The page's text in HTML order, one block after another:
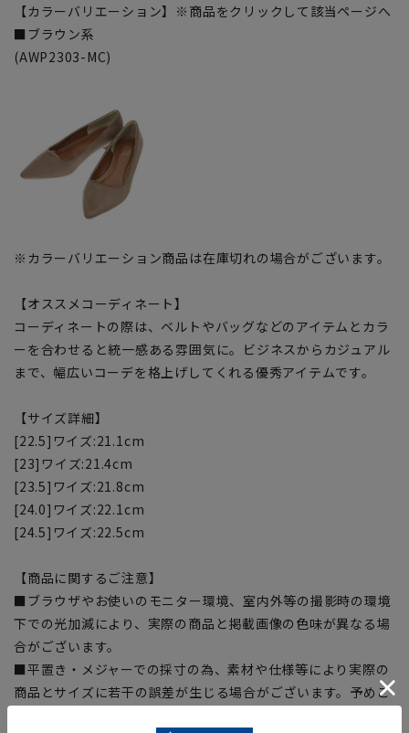
【カラーバリエーション】※商品をクリックして該当ページへ
■ブラウン系
(AWP2303-MC)
※カラーバリエーション商品は在庫切れの場合がございます。
【オススメコーディネート】
コーディネートの際は、ベルトやバッグなどのアイテムとカラ
ーを合わせると統一感ある雰囲気に。ビジネスからカジュアル
まで、幅広いコーデを格上げしてくれる優秀アイテムです。
【サイズ詳細】
[22.5]ワイズ:21.1cm
[23]ワイズ:21.4cm
[23.5]ワイズ:21.8cm
[24.0]ワイズ:22.1cm
[24.5]ワイズ:22.5cm
【商品に関するご注意】
■ブラウザやお使いのモニター環境、室内外等の撮影時の環境
下での光加減により、実際の商品と掲載画像の色味が異なる場
合がございます。
■平置き・メジャーでの採寸の為、素材や仕様等により実際の
商品とサイズに若干の誤差が生じる場合がございます。予めご